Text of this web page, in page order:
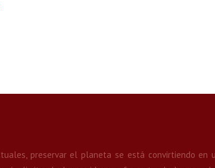
preservar el planeta se está convirtiendo en